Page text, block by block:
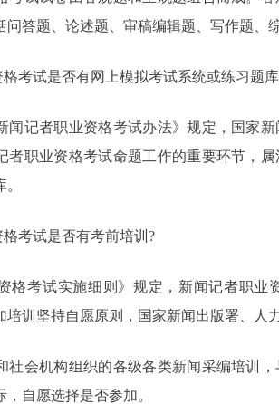
问答题、论述题、审稿编辑题、写作题、
考试是否有网上模拟考试系统或练习题
闻记者职业资格考试办法》规定，国家
者职业资格考试命题工作的重要环节，
考试是否有考前培训?
格考试实施细则》规定，新闻记者职
培训坚持自愿原则，国家新闻出版署、人
社会机构组织的各级各类新闻采编培训
，自愿选择是否参加。